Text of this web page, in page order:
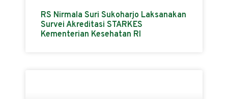
RS Nirmala Suri Sukoharjo Laksanakan
Survei Akreditasi STARKES
Kementerian Kesehatan RI